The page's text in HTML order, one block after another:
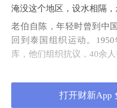
淹没这个地区，设水相隔，
老伯自陈，年轻时曾到中
回到泰国组织运动。
库，他们组织抗议，40余人
帮助，老挝、越南、柬埔
供了人员和地点，我们有
打开财新App